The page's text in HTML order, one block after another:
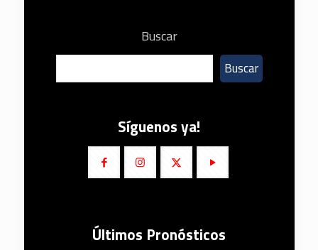
Buscar
Buscar
Síguenos ya!
Últimos Pronósticos